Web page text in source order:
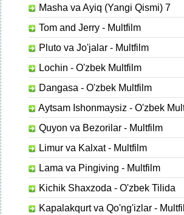
Masha va Ayiq (Yangi Qismi) 7
Tom and Jerry - Multfilm
Pluto va Jo'jalar - Multfilm
Lochin - O'zbek Multfilm
Dangasa - O'zbek Multfilm
Aytsam Ishonmaysiz - O'zbek
Quyon va Bezorilar - Multfilm
Limur va Kalxat - Multfilm
Lama va Pingiving - Multfilm
Kichik Shaxzoda - O'zbek Tilida
Kapalakqurt va Qo'ng'izlar -